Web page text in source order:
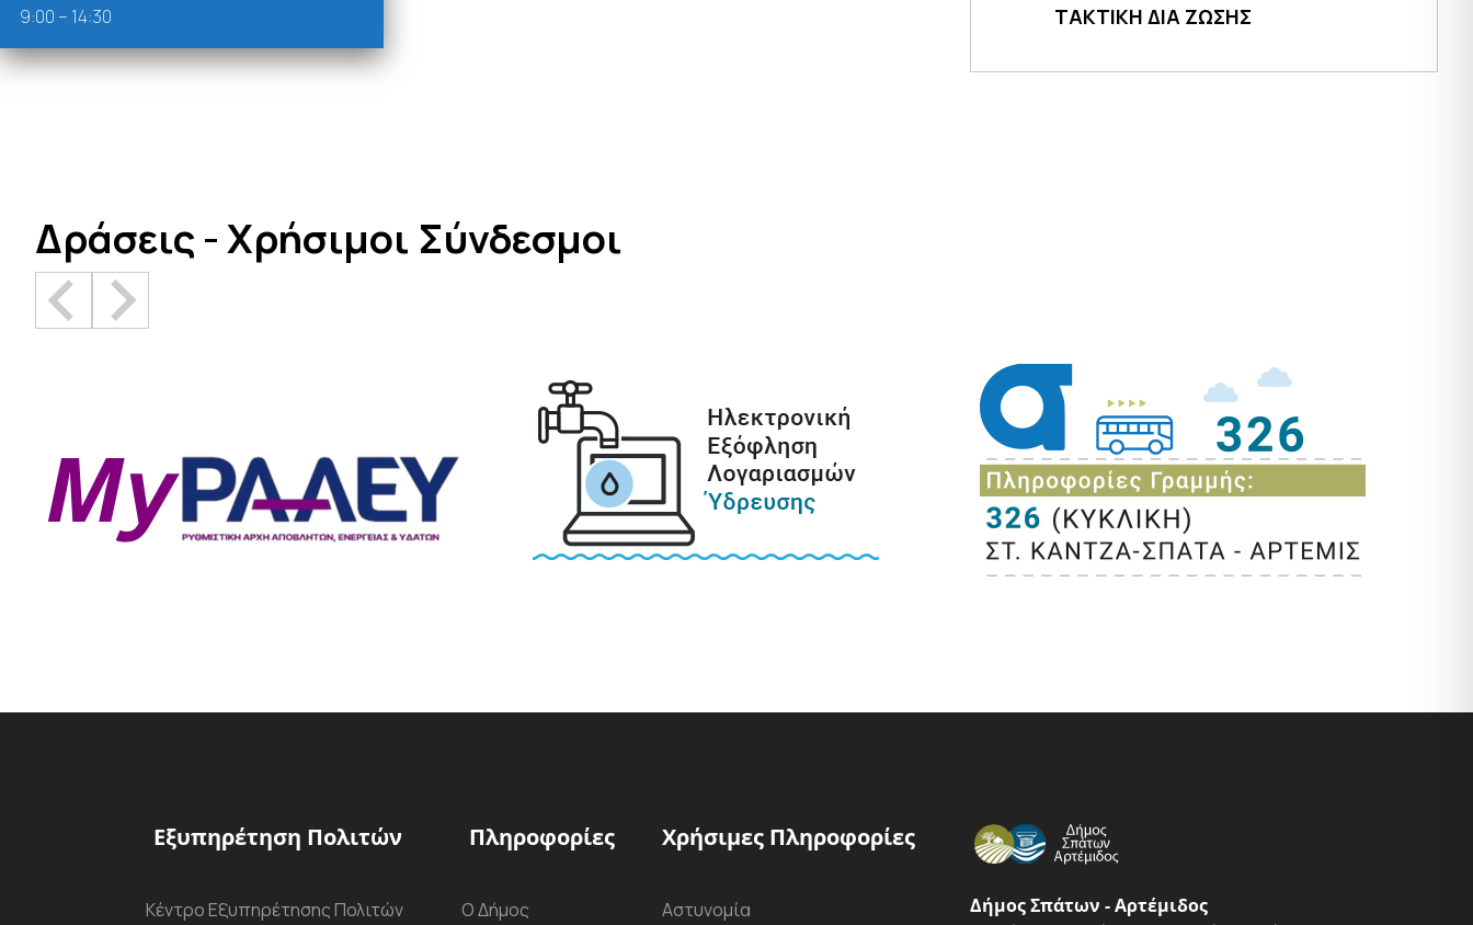
ΤΑΚΤΙΚΗ ΔΙΑ ΖΩΣΗΣ
Δράσεις - Χρήσιμοι Σύνδεσμοι
Εξυπηρέτηση Πολιτών
Κέντρο Εξυπηρέτησης Πολιτών
Πληροφορίες
Ο Δήμος
Χρήσιμες Πληροφορίες
Αστυνομία
Δήμος Σπάτων - Αρτέμιδος
9:00 – 14:30